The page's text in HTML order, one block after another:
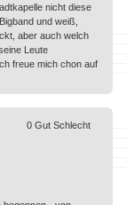
nicht diese
und weiß,
aber auch welch
Leute
freue mich chon auf
0 Gut Schlecht